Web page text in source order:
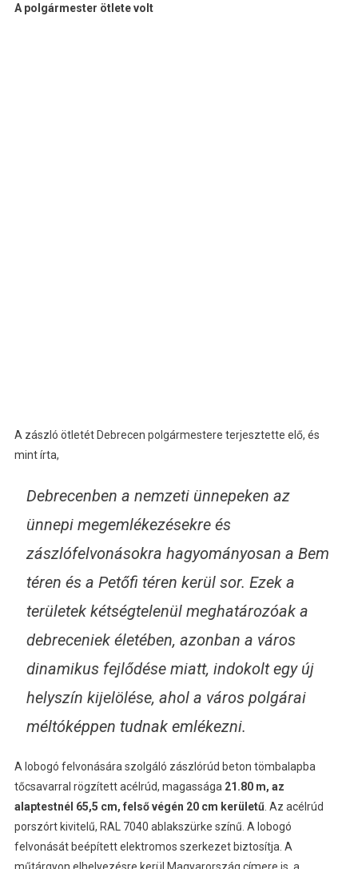
A polgármester ötlete volt
A zászló ötletét Debrecen polgármestere terjesztette elő, és
mint írta,
Debrecenben a nemzeti ünnepeken az
ünnepi megemlékezésekre és
zászlófelvonásokra hagyományosan a Bem
téren és a Petőfi téren kerül sor. Ezek a
területek kétségtelenül meghatározóak a
debreceniek életében, azonban a város
dinamikus fejlődése miatt, indokolt egy új
helyszín kijelölése, ahol a város polgárai
méltóképpen tudnak emlékezni.
A lobogó felvonására szolgáló zászlórúd beton tömbalapba
tőcsavarral rögzített acélrúd, magassága 21.80 m, az
alaptestnél 65,5 cm, felső végén 20 cm kerületű. Az acélrúd
porszórt kivitelű, RAL 7040 ablakszürke színű. A lobogó
felvonását beépített elektromos szerkezet biztosítja. A
műtárgyon elhelyezésre kerül Magyarország címere is, a